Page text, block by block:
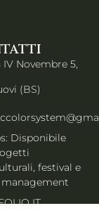
IV Novembre 5,
(BS)
Disponibile
festival e
IT